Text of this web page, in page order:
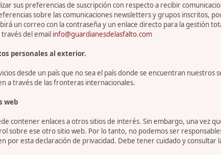
sus preferencias de suscripción con respecto a recibir
sobre las comunicaciones newsletters y grupos inscritos,
un correo con la contraseña y un enlace directo para la gestión
del email info@guardianesdelasfalto.com
personales al exterior.
desde un país que no sea el país donde se encuentran
a través de las fronteras internacionales.
web
contener enlaces a otros sitios de interés. Sin embargo, una vez
sobre ese otro sitio web. Por lo tanto, no podemos ser
por esta declaración de privacidad. Debe tener cuidado y consultar